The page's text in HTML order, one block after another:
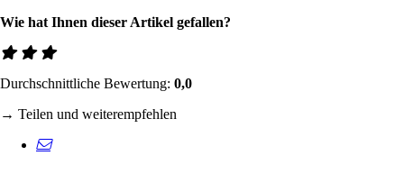
Wie hat Ihnen dieser Artikel gefallen?
Durchschnittliche Bewertung: 0,0
→ Teilen und weiterempfehlen